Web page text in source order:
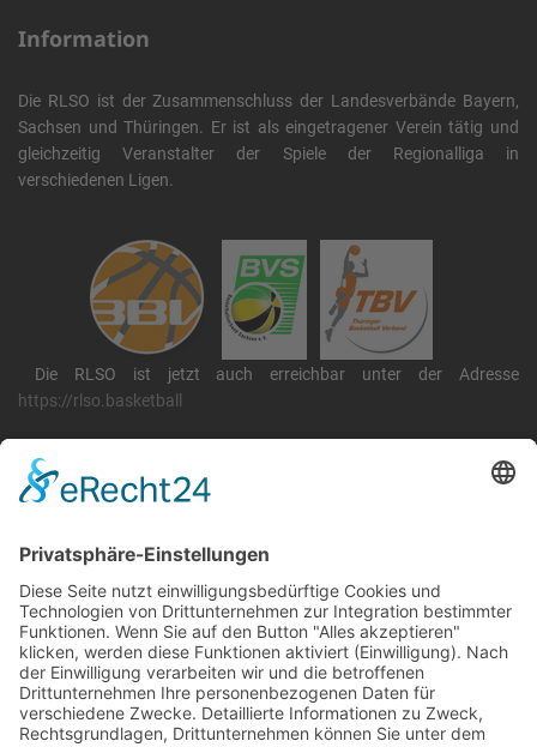
Information
Die RLSO ist der Zusammenschluss der Landesverbände Bayern,
Sachsen und Thüringen. Er ist als eingetragener Verein tätig und
gleichzeitig Veranstalter der Spiele der Regionalliga in
verschiedenen Ligen.
Die RLSO ist jetzt auch erreichbar unter der Adresse
https://rlso.basketball
RLSO Minikalender
August 2026